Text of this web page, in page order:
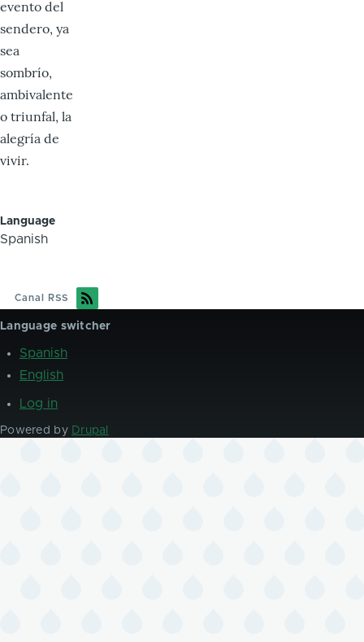
evento del
sendero, ya
sea
sombrío,
ambivalente
o triunfal, la
alegría de
vivir.
Language
Spanish
Canal RSS
Language switcher
Spanish
English
User
menu
Log in
Powered by Drupal